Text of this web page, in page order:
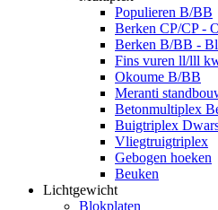
Populieren B/BB
Berken CP/CP -
Berken B/BB -
Fins vuren ll/lll
Okoume B/BB
Meranti
Betonmultiplex
Buigtriplex
Vliegtruigtriplex
Gebogen hoeken
Beuken
Lichtgewicht
Blokplaten